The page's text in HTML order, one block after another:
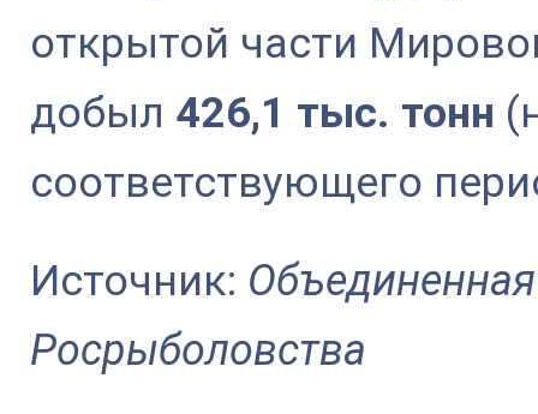
открытой части
добыл 426,1 тыс. тонн
соответствующего
Источник:
Росрыболовства